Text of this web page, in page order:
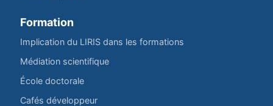
Formation
Implication du LIRIS dans les formations
Médiation scientifique
École doctorale
Cafés développeur